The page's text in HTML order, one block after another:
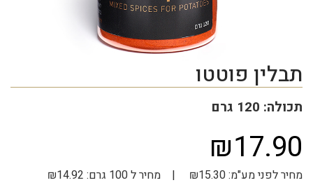
תבלין פוטטו
תכולה: 120 גרם
₪17.90
מחיר לפני מע"מ: ₪15.30 | מחיר ל 100 גרם: ₪14.92